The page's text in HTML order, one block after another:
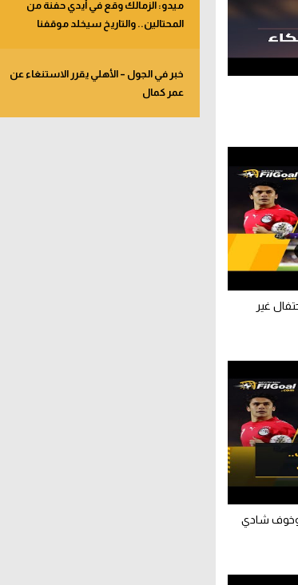
غير
وخوف شادي
ميدو: الزمالك وقع في أيدي حفنة من
المحتالين.. والتاريخ سيخلد موقفنا
خبر في الجول – الأهلي يقرر الاستنغاء عن
عمر كمال